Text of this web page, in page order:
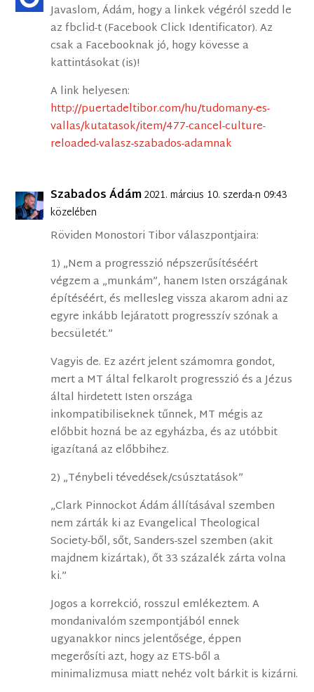
Javaslom, Ádám, hogy a linkek végéról szedd le
az fbclid-t (Facebook Click Identificator). Az
csak a Facebooknak jó, hogy kövesse a
kattintásokat (is)!
A link helyesen:
http://puertadeltibor.com/hu/tudomany-es-
vallas/kutatasok/item/477-cancel-culture-
reloaded-valasz-szabados-adamnak
Szabados Ádám2021. március 10. szerda-n 09:43
közelében
Röviden Monostori Tibor válaszpontjaira:
1) „Nem a progresszió népszerűsítéséért
végzem a „munkám”, hanem Isten országának
építéséért, és mellesleg vissza akarom adni az
egyre inkább lejáratott progresszív szónak a
becsületét.”
Vagyis de. Ez azért jelent számomra gondot,
mert a MT által felkarolt progresszió és a Jézus
által hirdetett Isten országa
inkompatibiliseknek tűnnek, MT mégis az
előbbit hozná be az egyházba, és az utóbbit
igazítaná az előbbihez.
2) „Ténybeli tévedések/csúsztatások”
„Clark Pinnockot Ádám állításával szemben
nem zárták ki az Evangelical Theological
Society-ből, sőt, Sanders-szel szemben (akit
majdnem kizártak), őt 33 százalék zárta volna
ki.”
Jogos a korrekció, rosszul emlékeztem. A
mondanivalóm szempontjából ennek
ugyanakkor nincs jelentősége, éppen
megerősíti azt, hogy az ETS-ből a
minimalizmusa miatt nehéz volt bárkit is kizárni.